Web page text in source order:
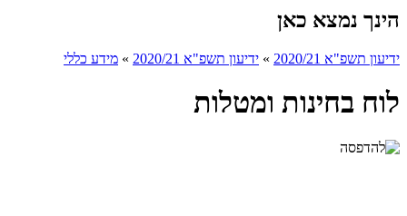
הינך נמצא כאן
ידיעון תשפ"א 2020/21 » ידיעון תשפ"א 2020/21 » מידע כללי
לוח בחינות ומטלות